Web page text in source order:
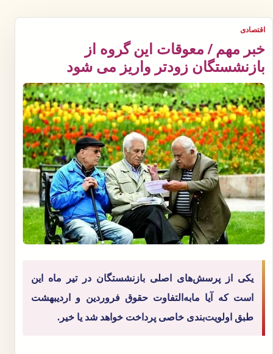
اقتصادی
خبر مهم / معوقات این گروه از
بازنشستگان زودتر واریز می شود
یکی از پرسش‌های اصلی بازنشستگان در تیر ماه این
است که آیا مابه‌التفاوت حقوق فروردین و اردیبهشت
طبق اولویت‌بندی خاصی پرداخت خواهد شد یا خیر.